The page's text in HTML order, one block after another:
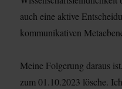
auch eine aktive
kommunikativen
Meine Folgerung daraus
zum 01.10.2023 lösche.